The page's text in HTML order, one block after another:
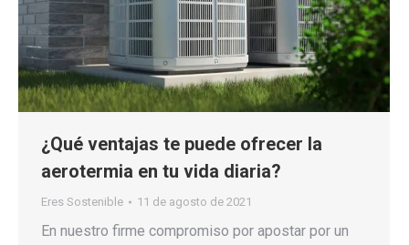
¿Qué ventajas te puede ofrecer la
aerotermia en tu vida diaria?
Eres Sostenible 11 de agosto de 2021
En nuestro firme compromiso por apostar por un